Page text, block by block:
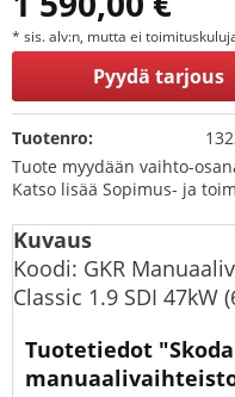
* sis. alv:n, mutta ei
Pyydä tarjous
Tuotenro:
Tuote myydään vaihto-
Katso lisää Sopimus- ja
Kuvaus
Koodi: GKR
Classic 1.9 SDI 47kW
Tuotetiedot "Skoda